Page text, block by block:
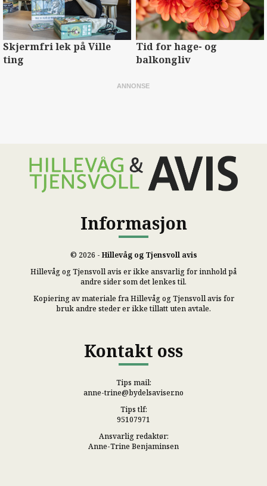
Skjermfri lek på Ville
ting
Tid for hage- og
balkongliv
Informasjon
© 2026 - Hillevåg og Tjensvoll avis
Hillevåg og Tjensvoll avis er ikke ansvarlig for innhold på
andre sider som det lenkes til.
Kopiering av materiale fra Hillevåg og Tjensvoll avis for
bruk andre steder er ikke tillatt uten avtale.
Kontakt oss
Tips mail:
anne-trine@bydelsaviser.no
Tips tlf:
95107971
Ansvarlig redaktør:
Anne-Trine Benjaminsen